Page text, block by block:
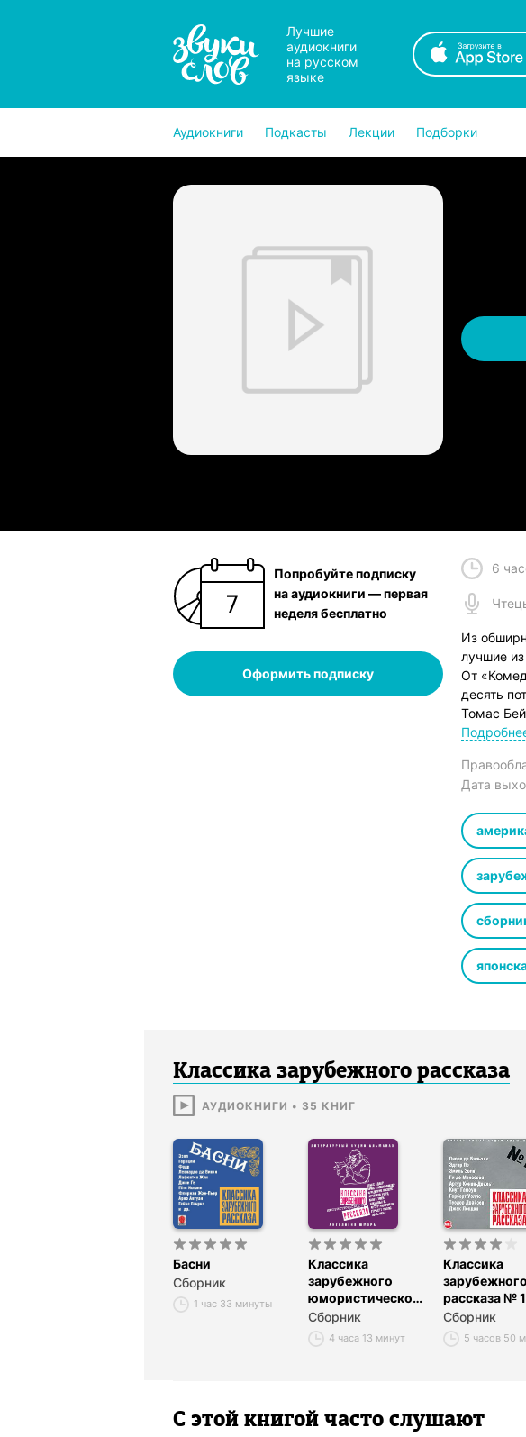
Лучшие
аудиокниги
на русском
языке
Аудиокниги Подкасты Лекции Подборки
Попробуйте подписку
на аудиокниги — первая
неделя бесплатно
Оформить подписку
6
Чтец
Из
лучшие
От
десять
Томас
Генрик
Кикути
Кэтрин
А.
Р.
Лоренцо
©
©&℗ ИП
©&℗ ИД
Дата
Классика зарубежного рассказа
АУДИОКНИГИ • 35 КНИГ
Басни
Сборник
1 час 33 минуты
Классика
зарубежного
юмористического
рассказа
Сборник
4 часа 13 минут
Классика
зарубежного
рассказа № 1
Сборник
5 часов 50
С этой книгой часто слушают